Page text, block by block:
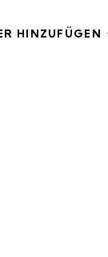
HINZUFÜGEN